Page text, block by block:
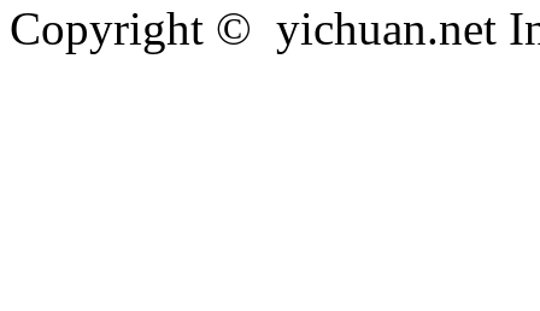
Copyright © yichuan.net